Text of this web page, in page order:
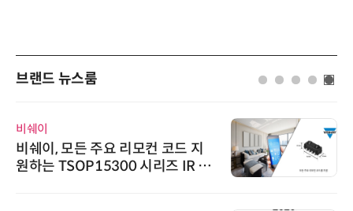
브랜드 뉴스룸
비쉐이
비쉐이, 모든 주요 리모컨 코드 지
원하는 TSOP15300 시리즈 IR 수